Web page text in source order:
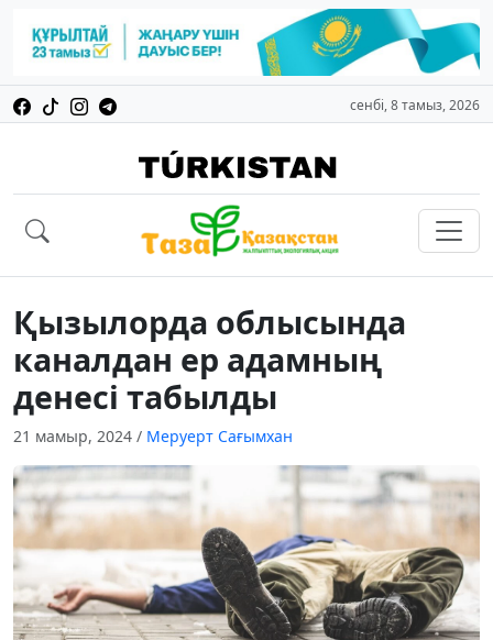
сенбі, 8 тамыз, 2026
Қызылорда облысында
каналдан ер адамның
денесі табылды
21 мамыр, 2024 / Меруерт Сағымхан